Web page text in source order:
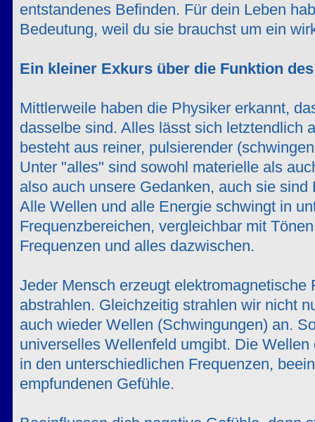
entstandenes Befinden. Für dein Leben
Bedeutung, weil du sie brauchst um ein
Ein kleiner Exkurs über die Funktion
Mittlerweile haben die Physiker erkannt,
dasselbe sind. Alles lässt sich letztendlich
besteht aus reiner, pulsierender
Unter "alles" sind sowohl materielle als
also auch unsere Gedanken, auch sie
Alle Wellen und alle Energie schwingt in
Frequenzbereichen, vergleichbar mit
Frequenzen und alles dazwischen.
Jeder Mensch erzeugt elektromagnetische
abstrahlen. Gleichzeitig strahlen wir nicht
auch wieder Wellen (Schwingungen) an.
universelles Wellenfeld umgibt. Die
in den unterschiedlichen Frequenzen,
empfundenen Gefühle.